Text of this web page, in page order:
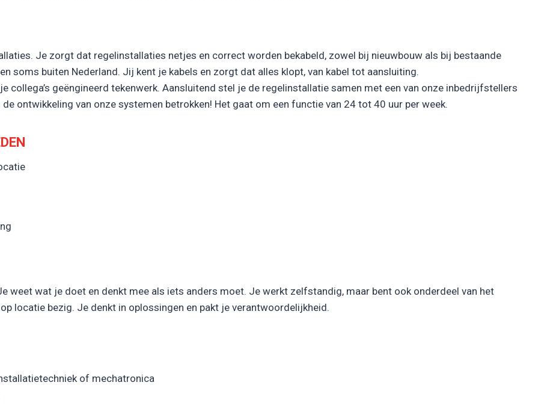
Je zorgt dat regelinstallaties netjes en correct worden bekabeld, zowel bij nieuwbouw als bij bestaande
soms buiten Nederland. Jij kent je kabels en zorgt dat alles klopt, van kabel tot aansluiting.
collega’s geëngineerd tekenwerk. Aansluitend stel je de regelinstallatie samen met een van onze inbedrijfstellers
ontwikkeling van onze systemen betrokken! Het gaat om een functie van 24 tot 40 uur per week.
weet wat je doet en denkt mee als iets anders moet. Je werkt zelfstandig, maar bent ook onderdeel van het
locatie bezig. Je denkt in oplossingen en pakt je verantwoordelijkheid.
of mechatronica